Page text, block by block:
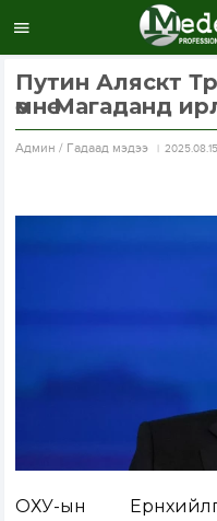
Путин Аляскт
өмнө Магаданд
Aдмин / Гадаад мэдээ 2025.08.15
ОХУ-ын